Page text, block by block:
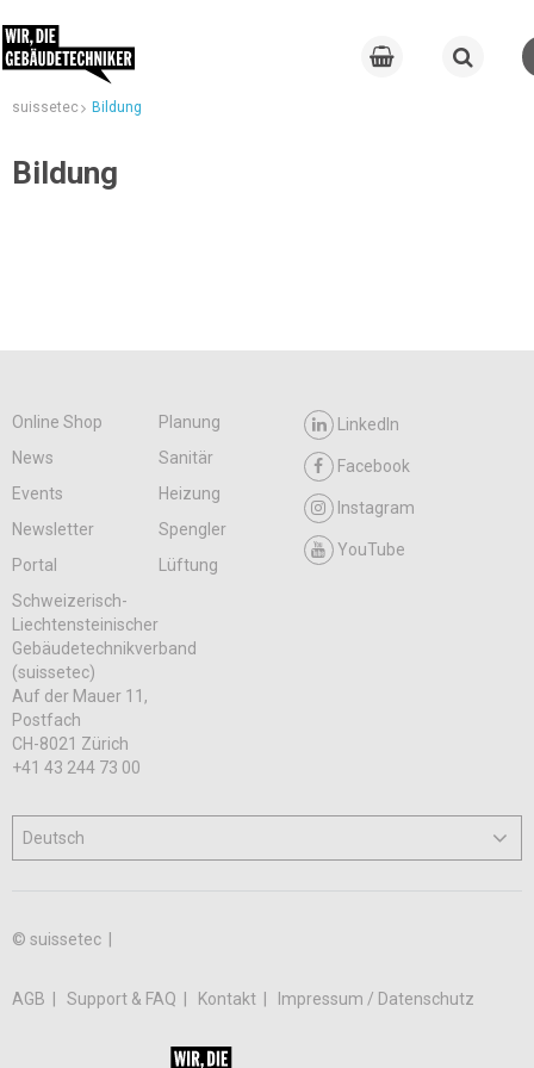
suissetec Bildung
Bildung
Online Shop
Planung
News
Sanitär
Events
Heizung
Newsletter
Spengler
Portal
Lüftung
LinkedIn
Facebook
Instagram
YouTube
Schweizerisch-
Liechtensteinischer
Gebäudetechnikverband
(suissetec)
Auf der Mauer 11,
Postfach
CH-8021 Zürich
+41 43 244 73 00
© suissetec |
AGB Support & FAQ Kontakt Impressum / Datenschutz